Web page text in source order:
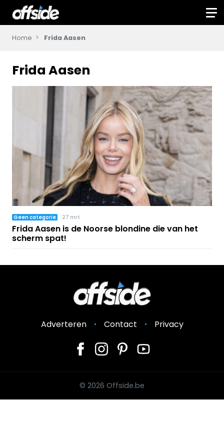
Home Frida Aasen
Frida Aasen
Geen categorie 27 mrt
Frida Aasen is de Noorse blondine die van het
scherm spat!
Adverteren Contact Privacy
© 2026 Offside.be